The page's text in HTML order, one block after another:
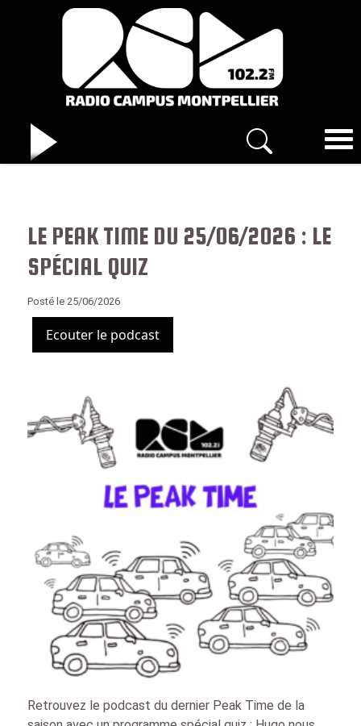
LE PEAK TIME DU 25/06/2026 : LE
SPÉCIAL QUIZ
Posté le 25/06/2026
Ecouter le podcast
Retrouvez le podcast du dernier Peak Time de la